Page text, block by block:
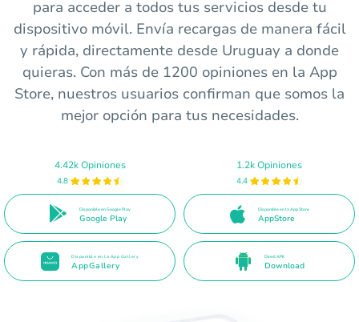
para acceder a todos tus servicios desde tu
dispositivo móvil. Envía recargas de manera fácil
y rápida, directamente desde Uruguay a donde
quieras. Con más de 1200 opiniones en la App
Store, nuestros usuarios confirman que somos la
mejor opción para tus necesidades.
4.42k Opiniones
4.8
Disponible en Google Play
Google Play
1.2k Opiniones
4.4
Disponible en la App Store
AppStore
Disponible en la App Gallery
AppGallery
Direct APK
Download